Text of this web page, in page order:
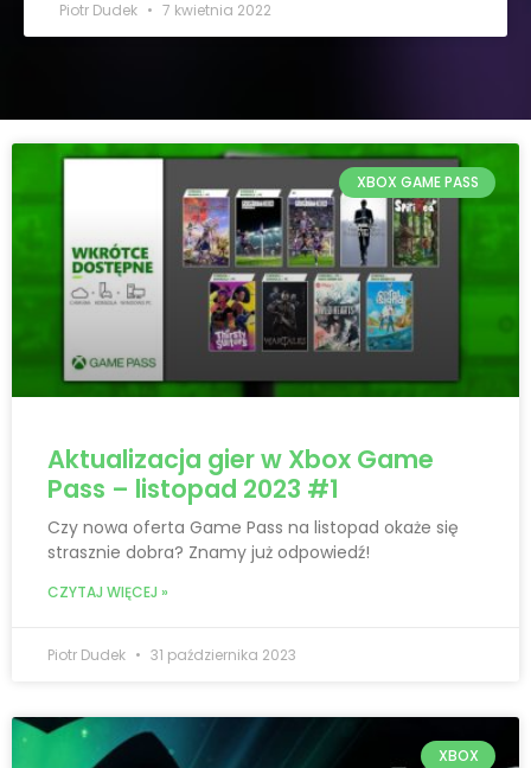
Piotr Dudek 7 kwietnia 2022
XBOX GAME PASS
Aktualizacja gier w Xbox Game
Pass – listopad 2023 #1
Czy nowa oferta Game Pass na listopad okaże się
strasznie dobra? Znamy już odpowiedź!
CZYTAJ WIĘCEJ »
Piotr Dudek 31 października 2023
XBOX